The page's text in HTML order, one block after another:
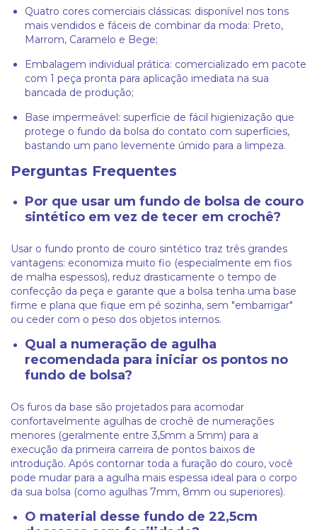
Quatro cores comerciais clássicas: disponível nos tons
mais vendidos e fáceis de combinar da moda: Preto,
Marrom, Caramelo e Bege;
Embalagem individual prática: comercializado em pacote
com 1 peça pronta para aplicação imediata na sua
bancada de produção;
Base impermeável: superfície de fácil higienização que
protege o fundo da bolsa do contato com superfícies,
bastando um pano levemente úmido para a limpeza.
Perguntas Frequentes
Por que usar um fundo de bolsa de couro
sintético em vez de tecer em crochê?
Usar o fundo pronto de couro sintético traz três grandes
vantagens: economiza muito fio (especialmente em fios
de malha espessos), reduz drasticamente o tempo de
confecção da peça e garante que a bolsa tenha uma base
firme e plana que fique em pé sozinha, sem "embarrigar"
ou ceder com o peso dos objetos internos.
Qual a numeração de agulha
recomendada para iniciar os pontos no
fundo de bolsa?
Os furos da base são projetados para acomodar
confortavelmente agulhas de crochê de numerações
menores (geralmente entre 3,5mm a 5mm) para a
execução da primeira carreira de pontos baixos de
introdução. Após contornar toda a furação do couro, você
pode mudar para a agulha mais espessa ideal para o corpo
da sua bolsa (como agulhas 7mm, 8mm ou superiores).
O material desse fundo de 22,5cm